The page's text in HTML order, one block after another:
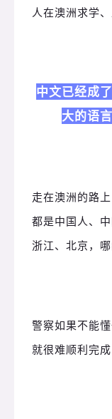
人在澳洲求学、
中文已经成
大的语言
走在澳洲的路
都是中国人、中
浙江、北京，哪
警察如果不能懂
就很难顺利完成